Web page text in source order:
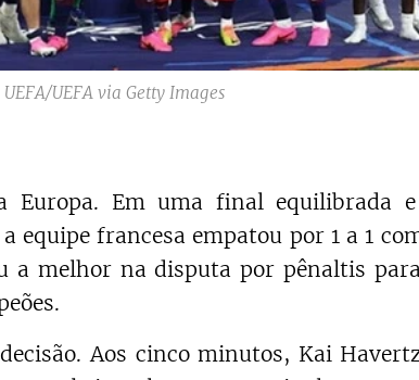
UEFA via Getty Images
Em uma final equilibrada e
equipe francesa empatou por 1 a 1
a melhor na disputa por pênaltis
Aos cinco minutos, Kai